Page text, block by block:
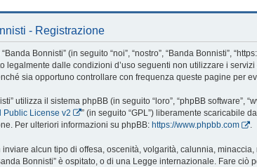
- Registrazione
Bonnisti” (in seguito “noi”, “nostro”, “Banda Bonnisti”,
legalmente dalle condizioni d’uso seguenti non utilizzare i
sia opportuno controllare con frequenza queste pagine per
utilizza il sistema phpBB (in seguito “loro”, “phpBB software”,
Public License v2
” (in seguito “GPL”) liberamente scaricabile da
Per ulteriori informazioni su phpBB: https://www.phpbb.com .
inviare alcun tipo di offesa, oscenità, volgarità, calunnia,
Bonnisti” è ospitato, o di una Legge internazionale. Fare